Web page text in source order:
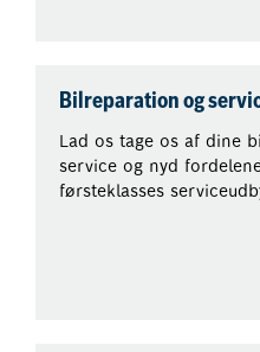
Bilreparation og
Lad os tage os af dine
service og nyd
førsteklasses